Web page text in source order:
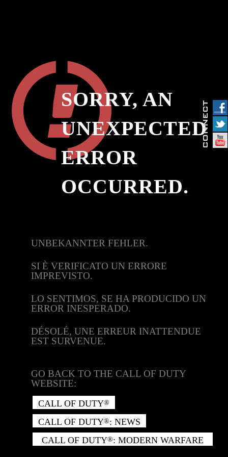
SORRY, AN
UNEXPECTED
ERROR
OCCURRED.
UNBEKANNTER FEHLER.
SI È VERIFICATO UN ERRORE
IMPREVISTO.
LO SENTIMOS, SE HA PRODUCIDO UN
ERROR INESPERADO.
DÉSOLÉ, UNE ERREUR INATTENDUE
EST SURVENUE.
GO BACK TO THE CALL OF DUTY
WEBSITE:
CALL OF DUTY®
CALL OF DUTY®: NEWS
CALL OF DUTY®: MODERN WARFARE